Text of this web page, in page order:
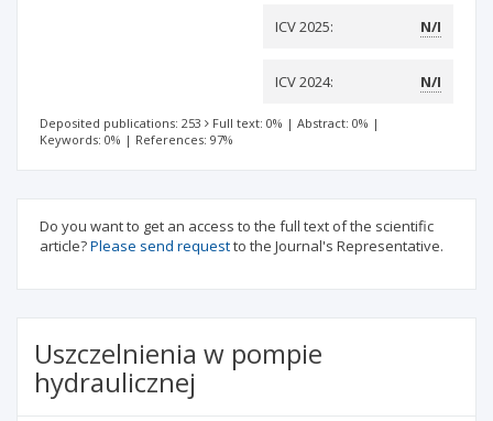
ICV 2025:
N/I
ICV 2024: N/I
Deposited publications: 253 Full text: 0% | Abstract: 0% |
Keywords: 0% | References: 97%
Do you want to get an access to the full text of the scientific
article?Please send requestto the Journal's Representative.
Uszczelnienia w pompie
hydraulicznej